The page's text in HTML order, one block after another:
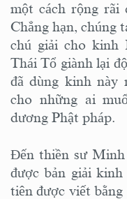
một cách rộng rãi
Chẳng hạn, chúng
chú giải cho kinh
Thái Tổ giành lại
đã dùng kinh này
cho những ai
dương Phật pháp.
Đến thiền sư
được bản giải
tiên được viết